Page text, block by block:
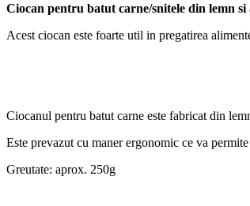
Ciocan pentru batut carne/snitele din lemn
Acest ciocan este foarte util in pregatirea
Ciocanul pentru batut carne este fabricat din
Este prevazut cu maner ergonomic ce va
Greutate: aprox. 250g